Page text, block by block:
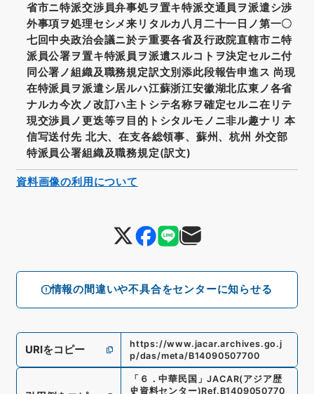
情報の間違いや不具合をセンターに知らせる
省市ニ特派交渉員弁事処ヲ置キ特派交通員ヲ派遣シ渉
外事項ヲ処理セシメ来リタルカ八月二十一日ノ第一〇
七回中央政治会議ニ於テ重要各省及行政院直轄市ニ特
派員公署ヲ置キ特派員ヲ派遺スルコトヲ決定セルニ付
同公署ノ組織及職務規定訳文別添此段報告申進ス 尚現
在特派員ヲ派遣シ居ルハ江蘇浙江安徽湖北広東ノ各省
ナルカ今次ノ改訂ハ主トシテ名称ヲ確定セルニ在リテ
現交渉員ノ更迭等ヲ目的トシタルモノニ非ル趣ナリ 本
信写送付先 北大、在支各総領事、蘇州、杭州 外交部
特派員公署組織及職務規定(訳文)
URIをコピー
https://www.jacar.archives.go.j
p/das/meta/B14090507700
「 ６．中華民国 」JACAR(アジア歴
史資料センター)Ref. B1409050770
資料画像の利用について